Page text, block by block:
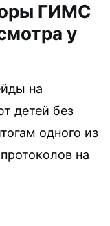
ГИМС
у
на
детей без
одного из
на